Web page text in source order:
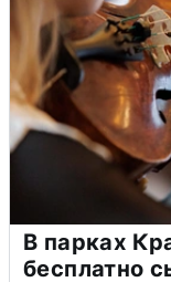
В парках
бесплатно